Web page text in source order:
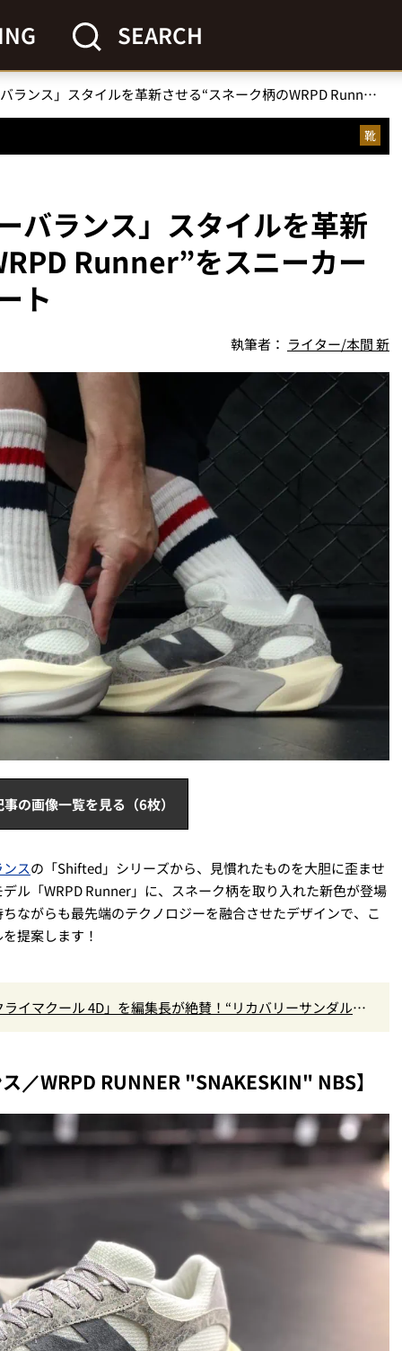
SEARCH
「圧倒的存在感のニューバランス」スタイルを革新させる“スネーク柄のWRPD Runner”をスニーカー系ライターが体験レポート
靴
バランス」スタイルを革新
Runner”をスニーカー
ト
執筆者： ライター/本間 新
の画像一覧を見る（6枚）
スの「Shifted」シリーズから、見慣れたものを大胆に歪ませ
ル「WRPD Runner」に、スネーク柄を取り入れた新色が登場
ながらも最先端のテクノロジーを融合させたデザインで、こ
提案します！
イマクール 4D」を編集長が絶賛！“リカバリーサンダル級
／WRPD RUNNER "SNAKESKIN" NBS】